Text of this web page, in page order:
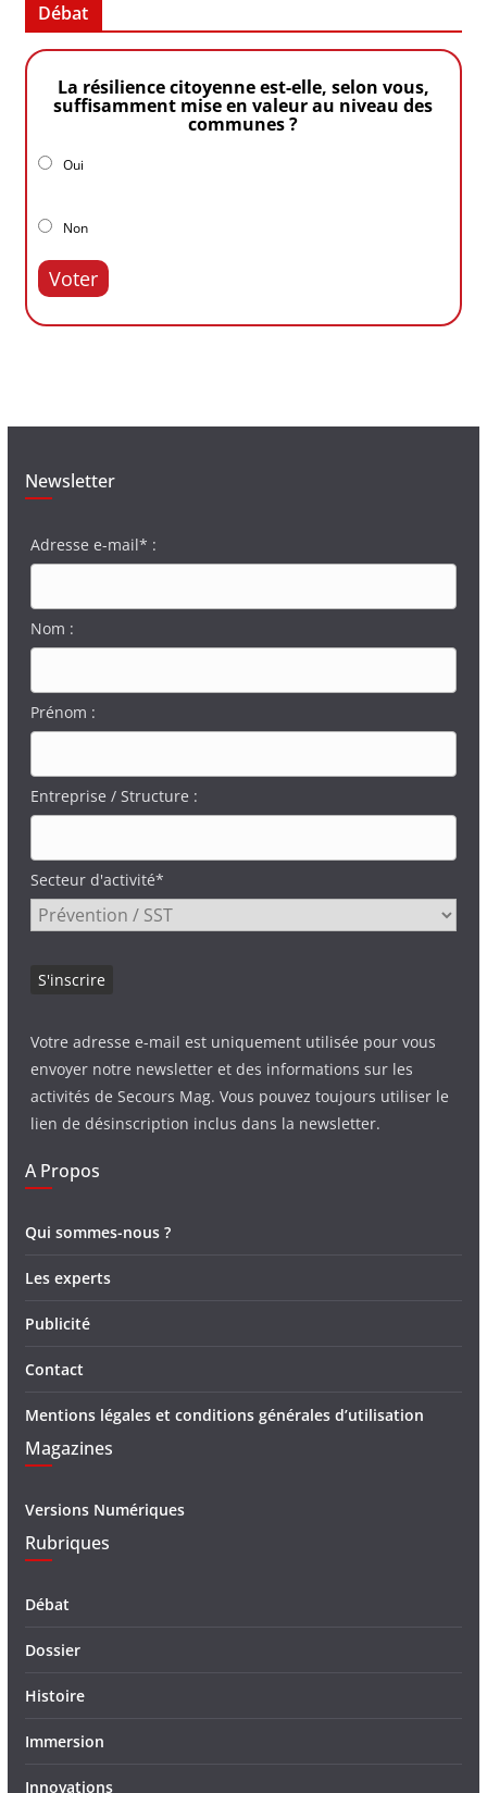
Débat
La résilience citoyenne est-elle, selon vous,
suffisamment mise en valeur au niveau des
communes ?
Oui
Non
Voter
Newsletter
Adresse e-mail* :
Nom :
Prénom :
Entreprise / Structure :
Secteur d'activité*
Votre adresse e-mail est uniquement utilisée pour vous
envoyer notre newsletter et des informations sur les
activités de Secours Mag. Vous pouvez toujours utiliser le
lien de désinscription inclus dans la newsletter.
A Propos
Qui sommes-nous ?
Les experts
Publicité
Contact
Mentions légales et conditions générales d’utilisation
Magazines
Versions Numériques
Rubriques
Débat
Dossier
Histoire
Immersion
Innovations